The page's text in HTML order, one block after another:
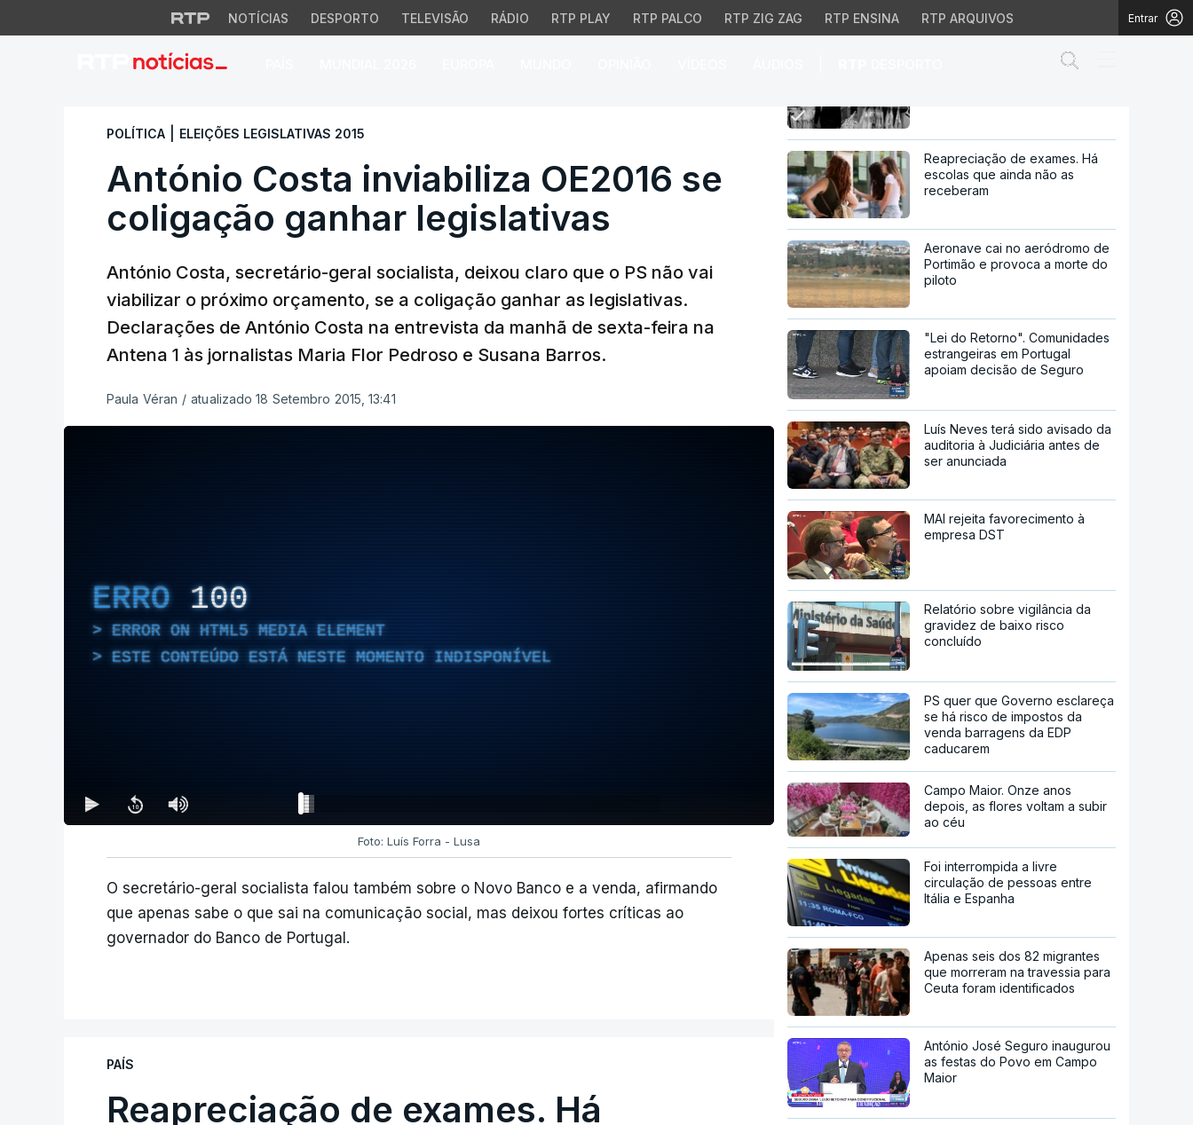
NOTÍCIAS DESPORTO TELEVISÃO RÁDIO RTP PLAY RTP PALCO RTP ZIG ZAG RTP ENSINA RTP ARQUIVOS Entrar
António Costa inviabiliza OE2016 se coligação ganhar legislativas
POLÍTICA ELEIÇÕES LEGISLATIVAS 2015
António Costa inviabiliza OE2016 se
coligação ganhar legislativas
António Costa, secretário-geral socialista, deixou claro que o PS não vai
viabilizar o próximo orçamento, se a coligação ganhar as legislativas.
Declarações de António Costa na entrevista da manhã de sexta-feira na
Antena 1 às jornalistas Maria Flor Pedroso e Susana Barros.
Paula Véran / atualizado 18 Setembro 2015, 13:41
ERRO 100
ERROR ON HTML5 MEDIA ELEMENT
ESTE CONTEÚDO ESTÁ NESTE MOMENTO INDISPONÍVEL
Foto: Luís Forra - Lusa
O secretário-geral socialista falou também sobre o Novo Banco e a venda, afirmando
que apenas sabe o que sai na comunicação social, mas deixou fortes críticas ao
governador do Banco de Portugal.
PAÍS
Reapreciação de exames. Há
António Costa inviabiliza OE2016
Reapreciação de exames. Há
escolas que ainda não as
receberam
Aeronave cai no aeródromo de
Portimão e provoca a morte do
piloto
"Lei do Retorno". Comunidades
estrangeiras em Portugal
apoiam decisão de Seguro
Luís Neves terá sido avisado da
auditoria à Judiciária antes de
ser anunciada
MAI rejeita favorecimento à
empresa DST
Relatório sobre vigilância da
gravidez de baixo risco
concluído
PS quer que Governo esclareça
se há risco de impostos da
venda barragens da EDP
caducarem
Campo Maior. Onze anos
depois, as flores voltam a subir
ao céu
Foi interrompida a livre
circulação de pessoas entre
Itália e Espanha
Apenas seis dos 82 migrantes
que morreram na travessia para
Ceuta foram identificados
António José Seguro inaugurou
as festas do Povo em Campo
Maior